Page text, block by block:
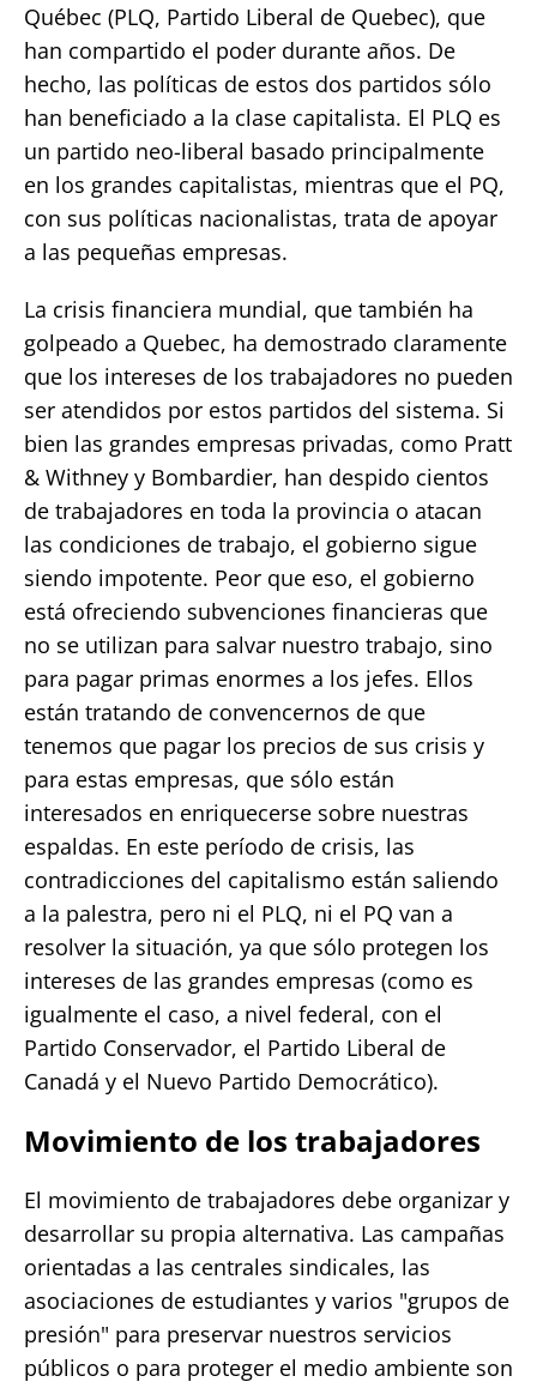
Québec (PLQ, Partido Liberal de Quebec), que
han compartido el poder durante años. De
hecho, las políticas de estos dos partidos sólo
han beneficiado a la clase capitalista. El PLQ es
un partido neo-liberal basado principalmente
en los grandes capitalistas, mientras que el PQ,
con sus políticas nacionalistas, trata de apoyar
a las pequeñas empresas.
La crisis financiera mundial, que también ha
golpeado a Quebec, ha demostrado claramente
que los intereses de los trabajadores no pueden
ser atendidos por estos partidos del sistema. Si
bien las grandes empresas privadas, como Pratt
& Withney y Bombardier, han despido cientos
de trabajadores en toda la provincia o atacan
las condiciones de trabajo, el gobierno sigue
siendo impotente. Peor que eso, el gobierno
está ofreciendo subvenciones financieras que
no se utilizan para salvar nuestro trabajo, sino
para pagar primas enormes a los jefes. Ellos
están tratando de convencernos de que
tenemos que pagar los precios de sus crisis y
para estas empresas, que sólo están
interesados en enriquecerse sobre nuestras
espaldas. En este período de crisis, las
contradicciones del capitalismo están saliendo
a la palestra, pero ni el PLQ, ni el PQ van a
resolver la situación, ya que sólo protegen los
intereses de las grandes empresas (como es
igualmente el caso, a nivel federal, con el
Partido Conservador, el Partido Liberal de
Canadá y el Nuevo Partido Democrático).
Movimiento de los trabajadores
El movimiento de trabajadores debe organizar y
desarrollar su propia alternativa. Las campañas
orientadas a las centrales sindicales, las
asociaciones de estudiantes y varios "grupos de
presión" para preservar nuestros servicios
públicos o para proteger el medio ambiente son